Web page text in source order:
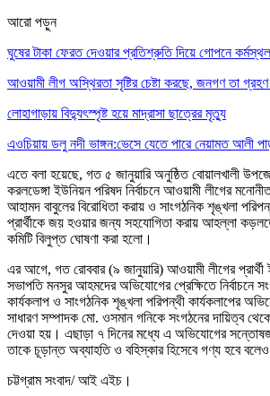
আরো পড়ুন
ঘুষের টাকা ফেরত দেওয়ার প্রতিশ্রুতি দিয়ে গোপনে
আওয়ামী লীগ অস্থিরতা সৃষ্টির চেষ্টা করছে, জনগণ তা
লোহাগাড়ায় বিদ্যুৎস্পৃষ্ট হয়ে মাদ্রাসা ছাত্রের মৃত্যু
এওচিয়ায় ডলু নদী ভাঙ্গন:ভেসে যেতে পারে নেয়ামত আলী
এতে বলা হয়েছে, গত ৫ জানুয়ারি অনুষ্ঠিত বোয়ালখালী
করলডেঙ্গা ইউনিয়ন পরিষদ নির্বাচনে আওয়ামী লীগের
আহামদ বাবুলের বিরোধিতা করায় ও সাংগঠনিক শৃঙ্খলা
প্রার্থীকে জয় হওয়ার জন্য সহযোগিতা করায় আহল্লা
কমিটি বিলুপ্ত ঘোষণা করা হলো।
এর আগে, গত রোববার (৯ জানুয়ারি) আওয়ামী লীগের
সভাপতি মনসুর আহমদের অভিযোগের প্রেক্ষিতে নির্বাচনে
কার্যকলাপ ও সাংগঠনিক শৃঙ্খলা পরিপন্থী কার্যকলাপের
সাধারণ সম্পাদক মো. ওসমান গনিকে সংগঠনের দায়িত্ব
দেওয়া হয়। এছাড়া ৭ দিনের মধ্যে এ অভিযোগের
তাকে চূড়ান্ত অব্যাহতি ও বহিস্কার হিসেবে গণ্য হবে
চট্টগ্রাম সংবাদ/ আই এইচ।